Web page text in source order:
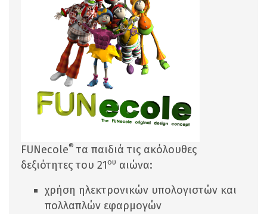
FUNecole®τα παιδιά τις ακόλουθες
δεξιότητες του 21ου αιώνα:
χρήση ηλεκτρονικών υπολογιστών και
πολλαπλών εφαρμογών